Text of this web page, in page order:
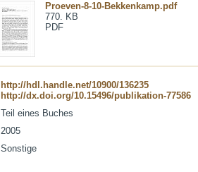
Proeven-8-10-Bekkenkamp.pdf
770. KB
PDF
http://hdl.handle.net/10900/136235
http://dx.doi.org/10.15496/publikation-77586
Teil eines Buches
2005
Sonstige